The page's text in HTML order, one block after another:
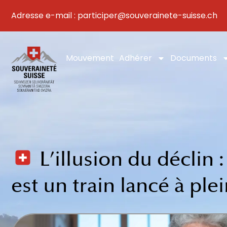
contenu
Adresse e-mail : participer@souverainete-suisse.ch
Mouvement Adhérer Documents
L’illusion du déclin
est un train lancé à